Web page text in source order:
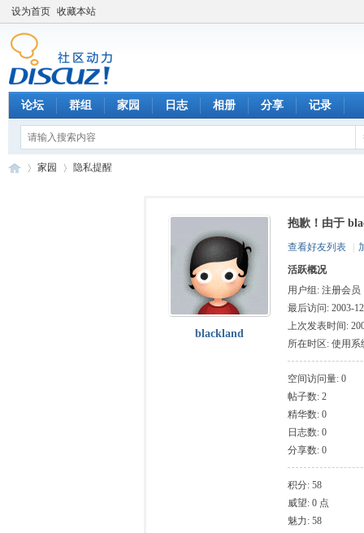
设为首页 收藏本站
论坛 群组 家园 日志 相册 分享 记录
家园 隐私提醒
blackland
抱歉！由于
查看好友列表
活跃概况
用户组: 注册会员
最后访问: 2003-
上次发表时间:
所在时区: 使用系
空间访问量: 0
帖子数: 2
精华数: 0
日志数: 0
分享数: 0
积分: 58
威望: 0 点
魅力: 58